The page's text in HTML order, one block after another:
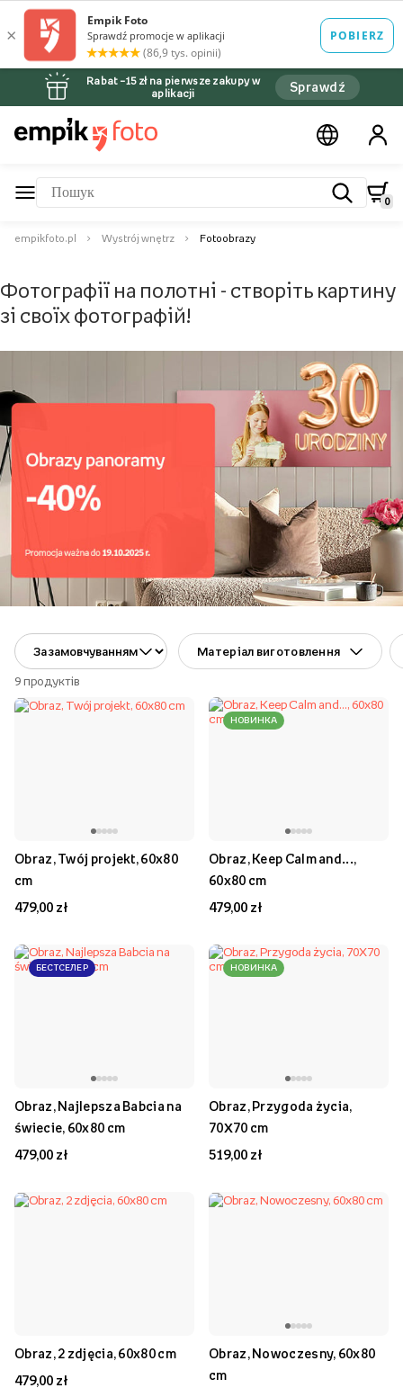
Rabat –15 zł na pierwsze zakupy w
aplikacji
Sprawdź
0
empikfoto.pl Wystrój wnętrz Fotoobrazy
Фотографії на полотні - створіть картину
зі своїх фотографій!
Матеріал виготовлення
9 продуктів
Obraz, Twój projekt, 60x80
cm
479,00 zł
НОВИНКА
Obraz, Keep Calm and...,
60x80 cm
479,00 zł
БЕСТСЕЛЕР
Obraz, Najlepsza Babcia na
świecie, 60x80 cm
479,00 zł
НОВИНКА
Obraz, Przygoda życia,
70X70 cm
519,00 zł
Obraz, 2 zdjęcia, 60x80 cm
479,00 zł
Obraz, Nowoczesny, 60x80
cm